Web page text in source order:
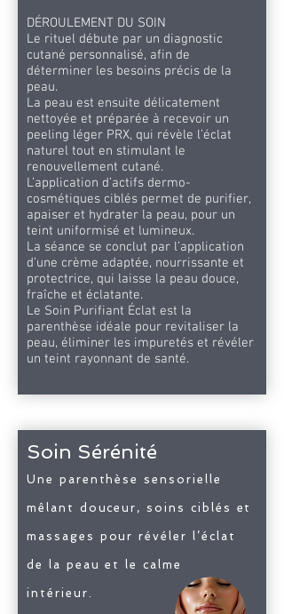
DÉROULEMENT DU SOIN
Le rituel débute par un diagnostic
cutané personnalisé, afin de
déterminer les besoins précis de la
peau.
La peau est ensuite délicatement
nettoyée et préparée à recevoir un
peeling léger PRX, qui révèle l’éclat
naturel tout en stimulant le
renouvellement cutané.
L’application d’actifs dermo-
cosmétiques ciblés permet de purifier,
apaiser et hydrater la peau, pour un
teint uniformisé et lumineux.
La séance se conclut par l’application
d’une crème adaptée, nourrissante et
protectrice, qui laisse la peau douce,
fraîche et éclatante.
Le Soin Purifiant Éclat est la
parenthèse idéale pour revitaliser la
peau, éliminer les impuretés et révéler
un teint rayonnant de santé.
Soin Sérénité
Une parenthèse sensorielle
mêlant douceur, soins ciblés et
massages pour révéler l’éclat
de la peau et le calme
intérieur.